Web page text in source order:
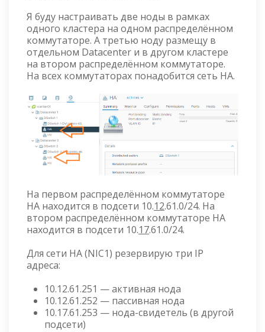
Я буду настраивать две ноды в рамках
одного кластера на одном распределённом
коммутаторе. А третью ноду размещу в
отдельном Datacenter и в другом кластере
на втором распределённом коммутаторе.
На всех коммутаторах понадобится сеть HA.
На первом распределённом коммутаторе
HA находится в подсети 10.12.61.0/24. На
втором распределённом коммутаторе HA
находится в подсети 10.17.61.0/24.
Для сети HA (NIC1) резервирую три IP
адреса:
10.12.61.251 — активная нода
10.12.61.252 — пассивная нода
10.17.61.253 — нода-свидетель (в другой
подсети)